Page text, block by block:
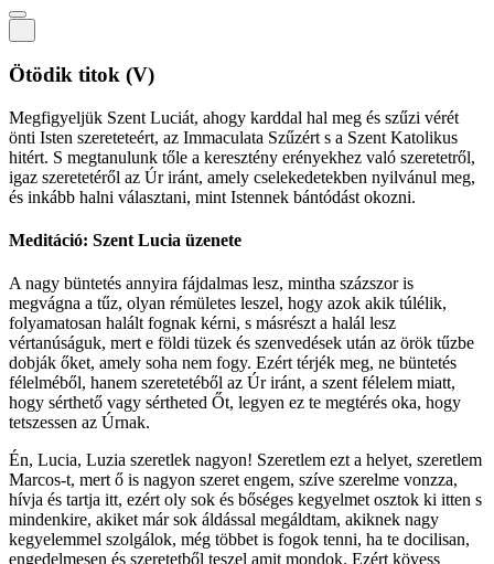
Ötödik titok (V)
Megfigyeljük Szent Luciát, ahogy karddal hal meg és szűzi vérét
önti Isten szereteteért, az Immaculata Szűzért s a Szent Katolikus
hitért. S megtanulunk tőle a keresztény erényekhez való szeretetről,
igaz szeretetéről az Úr iránt, amely cselekedetekben nyilvánul meg,
és inkább halni választani, mint Istennek bántódást okozni.
Meditáció: Szent Lucia üzenete
A nagy büntetés annyira fájdalmas lesz, mintha százszor is
megvágna a tűz, olyan rémületes leszel, hogy azok akik túlélik,
folyamatosan halált fognak kérni, s másrészt a halál lesz
vértanúságuk, mert e földi tüzek és szenvedések után az örök tűzbe
dobják őket, amely soha nem fogy. Ezért térjék meg, ne büntetés
félelméből, hanem szeretetéből az Úr iránt, a szent félelem miatt,
hogy sérthető vagy sértheted Őt, legyen ez te megtérés oka, hogy
tetszessen az Úrnak.
Én, Lucia, Luzia szeretlek nagyon! Szeretlem ezt a helyet, szeretlem
Marcos-t, mert ő is nagyon szeret engem, szíve szerelme vonzza,
hívja és tartja itt, ezért oly sok és bőséges kegyelmet osztok ki itten s
mindenkire, akiket már sok áldással megáldtam, akiknek nagy
kegyelemmel szolgálok, még többet is fogok tenni, ha te docilisan,
engedelmesen és szeretetből teszel amit mondok. Ezért kövess